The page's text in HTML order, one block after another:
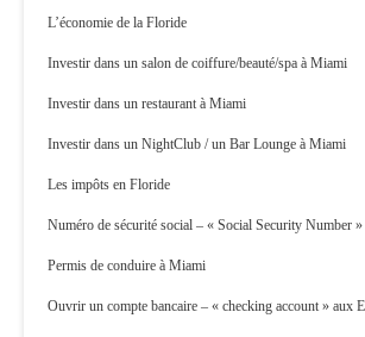
L’économie de la Floride
Investir dans un salon de coiffure/beauté/spa à Miami
Investir dans un restaurant à Miami
Investir dans un NightClub / un Bar Lounge à Miami
Les impôts en Floride
Numéro de sécurité social – « Social Security Number »
Permis de conduire à Miami
Ouvrir un compte bancaire – « checking account » aux